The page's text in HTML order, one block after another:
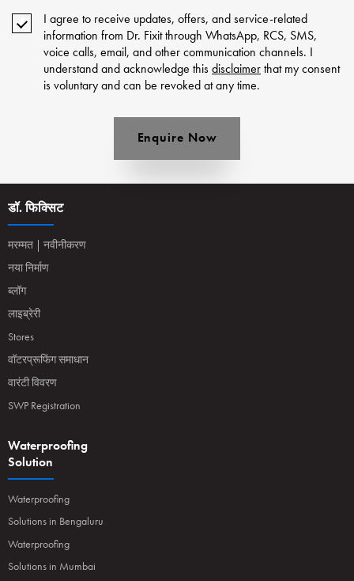
I agree to receive updates, offers, and service-related
information from Dr. Fixit through WhatsApp, RCS, SMS,
voice calls, email, and other communication channels. I
understand and acknowledge thisdisclaimerthat my consent
is voluntary and can be revoked at any time.
Enquire Now
डॉ. फिक्सिट
मरम्मत | नवीनीकरण
नया निर्माण
ब्लॉग
लाइब्रेरी
Stores
वॉटरप्रूफिंग समाधान
वारंटी विवरण
SWP Registration
Waterproofing
Solution
Waterproofing
Solutions in Bengaluru
Waterproofing
Solutions in Mumbai